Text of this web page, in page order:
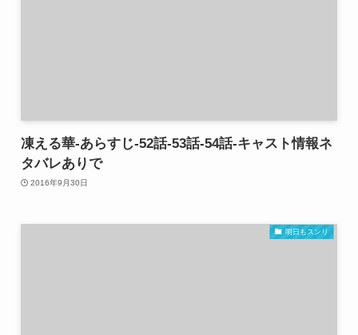
凍える華-あらすじ-52話-53話-54話-キャスト情報ネ
タバレありで
2016年9月30日
明日もスンリ